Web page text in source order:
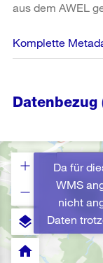
aus dem AWEL
Komplette
Datenbezug
Da für
WMS
nicht
Daten
layers
home